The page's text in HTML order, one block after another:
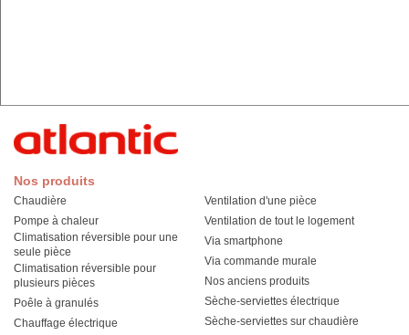
Nos produits
Chaudière
Pompe à chaleur
Climatisation réversible pour une
seule pièce
Climatisation réversible pour
plusieurs pièces
Poêle à granulés
Chauffage électrique
Ventilation d'une pièce
Ventilation de tout le logement
Via smartphone
Via commande murale
Nos anciens produits
Sèche-serviettes électrique
Sèche-serviettes sur chaudière